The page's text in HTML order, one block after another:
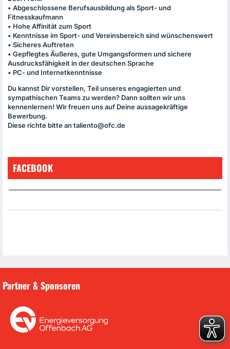
• Abgeschlossene Berufsausbildung als Sport- und
Fitnesskaufmann
• Hohe Affinität zum Sport
• Kenntnisse im Sport- und Vereinsbereich sind wünschenswert
• Sicheres Auftreten
• Gepflegtes Äußeres, gute Umgangsformen und sichere
Ausdrucksfähigkeit in der deutschen Sprache
• PC- und Internetkenntnisse
Du kannst Dir vorstellen, Teil unseres engagierten und
sympathischen Teams zu werden? Dann sollten wir uns
kennenlernen! Wir freuen uns auf Deine aussagekräftige
Bewerbung.
Diese richte bitte an taliento@ofc.de
FACEBOOK
Partner & Sponsoren